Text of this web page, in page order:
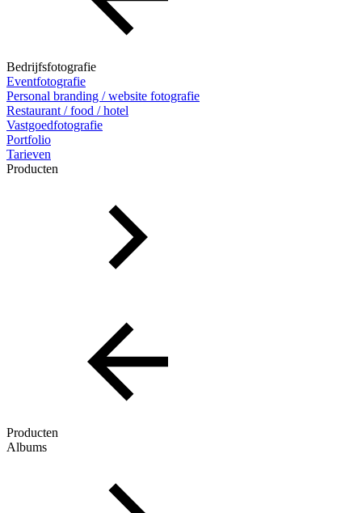
Bedrijfsfotografie
Eventfotografie
Personal branding / website fotografie
Restaurant / food / hotel
Vastgoedfotografie
Portfolio
Tarieven
Producten
Producten
Albums